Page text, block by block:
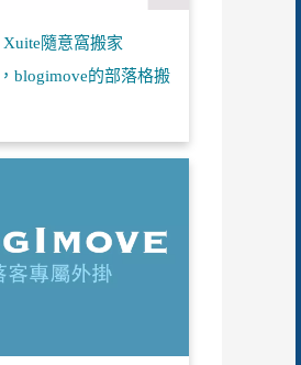
隨意窩搬家
blogimove的部落格搬